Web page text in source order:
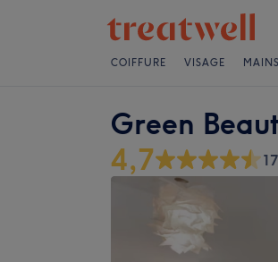
COIFFURE VISAGE
Green
4,7